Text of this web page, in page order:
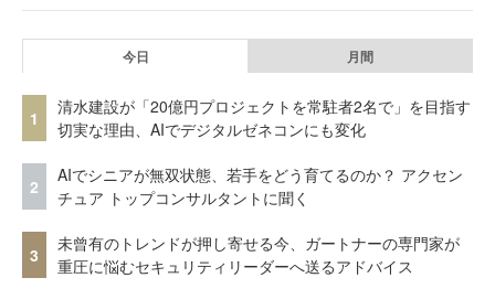
今日 月間
1
清水建設が「20億円プロジェクトを常駐者2名で」を目指す
切実な理由、AIでデジタルゼネコンにも変化
2
AIでシニアが無双状態、若手をどう育てるのか？ アクセン
チュア トップコンサルタントに聞く
3
未曾有のトレンドが押し寄せる今、ガートナーの専門家が
重圧に悩むセキュリティリーダーへ送るアドバイス